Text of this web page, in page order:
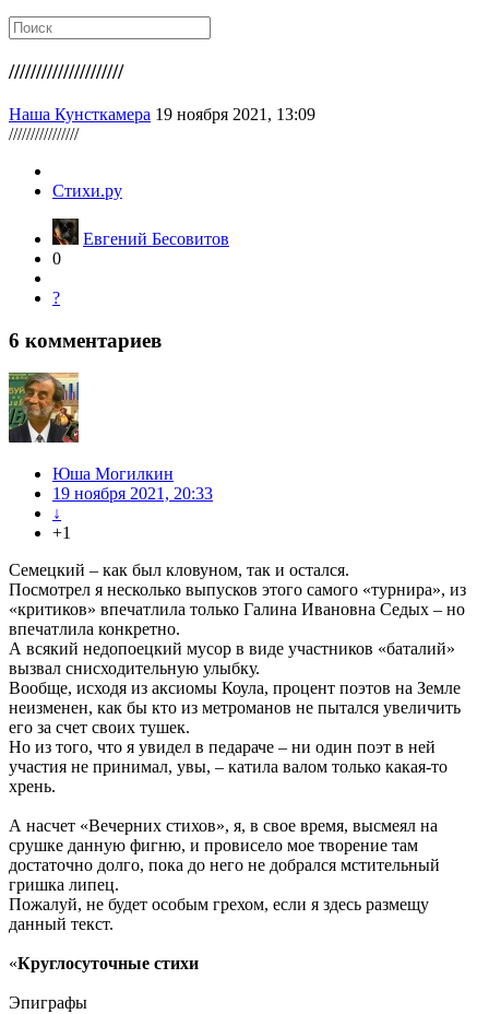
/////////////////////
Наша Кунсткамера 19 ноября 2021, 13:09
////////////////
Стихи.ру
Евгений Бесовитов
0
?
6 комментариев
Юша Могилкин
19 ноября 2021, 20:33
↓
+1
Семецкий – как был кловуном, так и остался.
Посмотрел я несколько выпусков этого самого «турнира», из
«критиков» впечатлила только Галина Ивановна Седых – но
впечатлила конкретно.
А всякий недопоецкий мусор в виде участников «баталий»
вызвал снисходительную улыбку.
Вообще, исходя из аксиомы Коула, процент поэтов на Земле
неизменен, как бы кто из метроманов не пытался увеличить
его за счет своих тушек.
Но из того, что я увидел в педараче – ни один поэт в ней
участия не принимал, увы, – катила валом только какая-то
хрень.
А насчет «Вечерних стихов», я, в свое время, высмеял на
срушке данную фигню, и провисело мое творение там
достаточно долго, пока до него не добрался мстительный
гришка липец.
Пожалуй, не будет особым грехом, если я здесь размещу
данный текст.
«Круглосуточные стихи
Эпиграфы